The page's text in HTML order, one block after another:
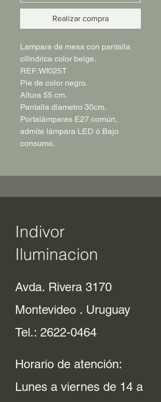
Realizar compra
Lampara de mesa con pantalla
cilindrica color beige.
REF:Wf025T
Pie de color negro.
Altura 55 cm.
Pantalla diametro 30cm.
Portalámparas E27 común,
admite lámpara LED ó Bajo
consumo.
Indivor
Iluminacion
Avda. Rivera 3170
Montevideo . Uruguay
Tel.: 2622-0464
Horario de atención:
Lunes a viernes de 14 a